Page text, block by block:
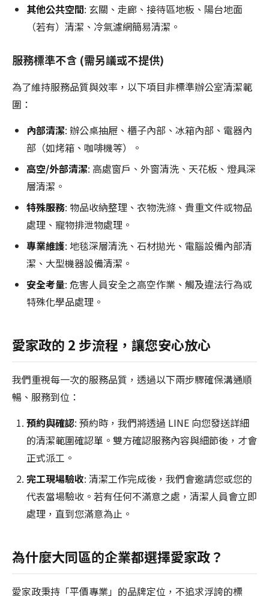
其他公共空間: 玄關、走廊、接待區地板、陽台地面
（若有）清潔、冷氣濾網簡易清潔。
服務標準不含 (需另議或不提供)
為了維持服務品質與效率，以下項目非標準辦公室清潔範
圍：
內部清潔: 辦公桌抽屜、櫃子內部、冰箱內部、電器內
部（如烤箱、咖啡機等）。
高空/外部清潔: 高處窗戶、外窗清洗、天花板、燈具深
層清潔。
特殊服務: 物品收納整理、衣物洗滌、貴重文件或物品
處理、寵物排泄物處理。
專業維護: 地毯深層清洗、石材拋光、電腦設備內部清
潔、大型機器設備清潔。
安全考量: 危害人員安全之高空作業、觸及違法行為或
特殊化學品處理。
愛家政的 2 步流程，讓您安心放心
我們重視每一次的服務品質，透過以下兩步驟確保溝通順
暢、服務到位：
預約與確認: 預約時，我們將透過 LINE 向您發送詳細
的清潔範圍確認單。雙方確認服務內容與細節後，才會
正式派工。
完工現場驗收: 清潔工作完成後，我們會邀請您或您的
代表當場驗收。若有任何不滿意之處，清潔人員會立即
處理，直到您滿意為止。
為什麼大同區的企業都選擇愛家政？
愛家政秉持「平價專業」的品牌定位，不追求浮誇的標